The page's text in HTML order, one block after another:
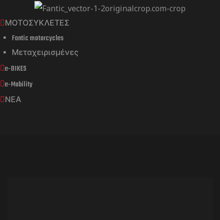
ΜΟΤΟΣΥΚΛΕΤΕΣ
Fantic motorcycles
Μεταχειρισμένες
e-BIKES
e-Mobility
ΝΕΑ